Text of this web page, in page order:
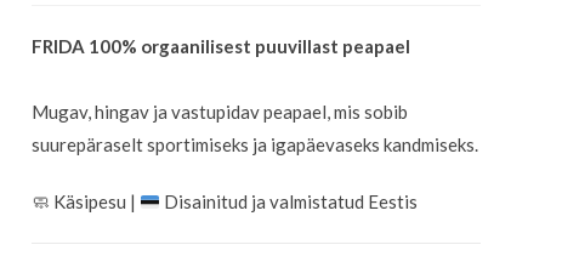
FRIDA 100% orgaanilisest puuvillast peapael
Mugav, hingav ja vastupidav peapael, mis sobib
suurepäraselt sportimiseks ja igapäevaseks kandmiseks.
🧼 Käsipesu | Disainitud ja valmistatud Eestis